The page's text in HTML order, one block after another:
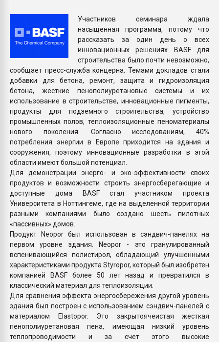
ПЕРЕЙТИ НА
Участников семинара ждала
насыщенная программа, потому что
рассказать за один день о всех
инновационных решениях BASF для
строительства было почти невозможно,
сообщает пресс-служба концерна. Темами докладов стали
добавки для бетона, ремонт, защита и гидроизоляция
бетона, жесткие пенополиуретановые системы и их
использование в строительстве, инновационные пигменты,
продукты для подземного строительства, устройство
промышленных полов, теплоизоляционные пеноматериалы
нового поколения. Согласно исследованиям, 40%
потребления энергии в Европе приходится на здания и
сооружения, поэтому инновационные разработки в этой
области имеют большой потенциал.
Для демонстрации энерго- и эко-эффективности своих
продуктов и возможности строить энергосберегающие и
доступные дома BASF стал участником проекта
Университета в Ноттингеме, где на выделенной территории
разными компаниями было создано шесть пилотных
«пассивных» домов.
Продукт Neopor был использован в сэндвич-панелях на
первом уровне здания. Neopor - это гранулированный
вспенивающийся полистирол, обладающий улучшенными
характеристиками продукта Styropor, который был изобретен
компанией BASF более 50 лет назад и превратился в
классический материал для теплоизоляции.
Для сравнения эффекта энергосбережения другой уровень
здания был построен с использованием сэндвич-панелей с
материалом Elastopor. Это закрытоячеистая жесткая
пенополиуретановая пена, имеющая низкий уровень
теплопроводимости и за счет этого высокие